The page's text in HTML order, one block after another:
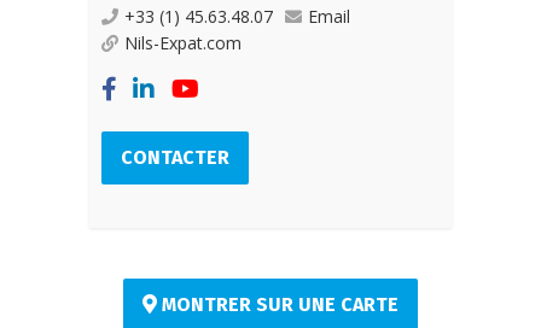
+33 (1) 45.63.48.07
Email
Nils-Expat.com
CONTACTER
MONTRER SUR UNE CARTE